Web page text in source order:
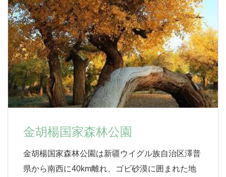
金胡楊国家森林公園
金胡楊国家森林公園は新疆ウイグル族自治区澤普
県から南西に40km離れ、ゴビ砂漠に囲まれた地